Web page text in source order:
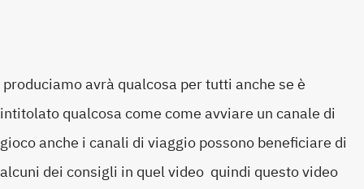
produciamo avrà qualcosa per tutti anche se è
intitolato qualcosa come come avviare un canale di
gioco anche i canali di viaggio possono beneficiare di
alcuni dei consigli in quel video quindi questo video